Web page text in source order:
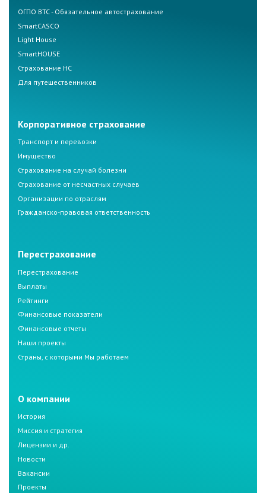
ОГПО ВТС - Обязательное автострахование
SmartCASCO
Light House
SmartHOUSE
Страхование НС
Для путешественников
Корпоративное страхование
Транспорт и перевозки
Имущество
Страхование на случай болезни
Страхование от несчастных случаев
Организации по отраслям
Гражданско-правовая ответственность
Перестрахование
Перестрахование
Выплаты
Рейтинги
Финансовые показатели
Финансовые отчеты
Наши проекты
Страны, с которыми Мы работаем
О компании
История
Миссия и стратегия
Лицензии и др.
Новости
Вакансии
Проекты